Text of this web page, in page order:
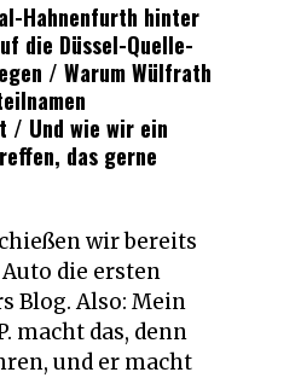
Hahnenfurth hinter
die Düssel-Quelle-
/ Warum Wülfrath
/ Und wie wir ein
das gerne
wir bereits
die ersten
Blog. Also: Mein
macht das, denn
und er macht